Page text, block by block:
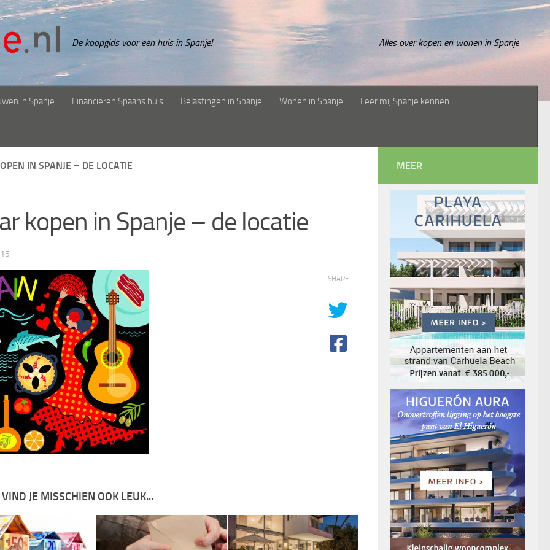
De koopgids voor een huis in Spanje! Alles over kopen en wonen in Spanje
in Spanje Financieren Spaans huis Belastingen in Spanje Wonen in Spanje Leer mij Spanje kennen
IN SPANJE – DE LOCATIE
kopen in Spanje – de locatie
SHARE
JE MISSCHIEN OOK LEUK...
MEER